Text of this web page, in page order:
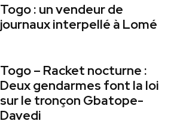
Togo : un vendeur de
journaux interpellé à Lomé
Togo – Racket nocturne :
Deux gendarmes font la loi
sur le tronçon Gbatope-
Davedi